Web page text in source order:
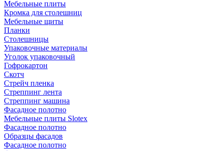
Мебельные плиты
Кромка для столешниц
Мебельные щиты
Планки
Столешницы
Упаковочные материалы
Уголок упаковочный
Гофрокартон
Скотч
Стрейч пленка
Стреппинг лента
Стреппинг машина
Фасадное полотно
Мебельные плиты Slotex
Фасадное полотно
Образцы фасадов
Фасадное полотно